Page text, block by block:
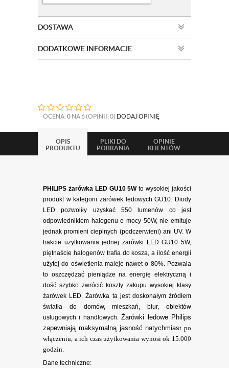
DOSTAWA
DODATKOWE INFORMACJE
OCENA: 0 NA 6 (OPINII: 0) DODAJ OPINIĘ
OPIS
PRODUKTU
PLIKI DO
POBRANIA
OPINIE
KLIENTÓW
PHILIPS żarówka LED GU10 5Wto wysokiej jakości
produkt w kategorii żarówek ledowych GU10. Diody
LED pozwoliły uzyskać 550 lumenów cojest
odpowiednikiem halogenu o mocy 50W, nie emituje
jednak promieni cieplnych (podczerwieni) ani UV. W
trakcie użytkowania jednej żarówki LED GU10 5W,
piętnaście halogenów trafia do kosza, a ilość energii
użytej do oświetlenia maleje nawet o 80%. Pozwala
to oszczędzać pieniądze na energię elektryczną i
dość szybko zwrócić koszty zakupu wysokiej klasy
żarówek LED.Żarówka ta jest doskonałym źródłem
światła do domów, mieszkań, biur, obiektów
usługowych i handlowych.Żarówki ledowe Philips
zapewniają maksymalną jasność natychmiast po
włączeniu, a ich czas użytkowania wynosi ok 15.000
godzin.
Dane techniczne: